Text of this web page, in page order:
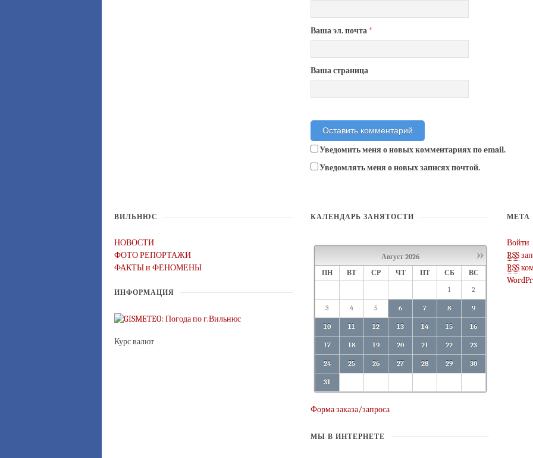
Ваша эл. почта *
Ваша страница
Уведомить меня о новых комментариях по email.
Уведомлять меня о новых записях почтой.
ВИЛЬНЮС
НОВОСТИ
ФОТО РЕПОРТАЖИ
ФАКТЫ и ФЕНОМЕНЫ
ИНФОРМАЦИЯ
Курс валют
КАЛЕНДАРЬ ЗАНЯТОСТИ
»
Август 2026
ПН
ВТ СР ЧТ ПТ СБ
ВС
1
2
3 4 5 6 7 8 9
10 11 12 13 14 15 16
17 18 19 20 21 22 23
24 25 26 27 28 29 30
31
Форма заказа/запроса
МЫ В ИНТЕРНЕТЕ
МЕТА
Войти
RSS
RSS